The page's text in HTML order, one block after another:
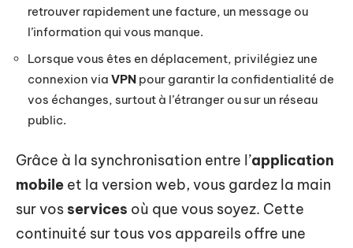
retrouver rapidement une facture, un message ou
l’information qui vous manque.
Lorsque vous êtes en déplacement, privilégiez une
connexion via VPN pour garantir la confidentialité de
vos échanges, surtout à l’étranger ou sur un réseau
public.
Grâce à la synchronisation entre l’application
mobile et la version web, vous gardez la main
sur vos services où que vous soyez. Cette
continuité sur tous vos appareils offre une